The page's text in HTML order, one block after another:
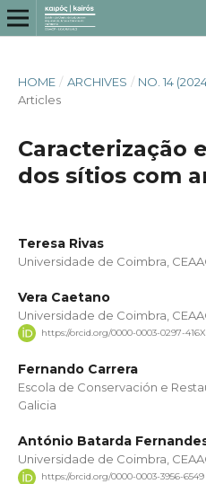
HOME / ARCHIVES / NO. 14
Articles
Caracterização
dos sítios com
Teresa Rivas
Universidade de Coimbra,
Vera Caetano
Universidade de Coimbra,
https://orcid.org/0000-0003-0297-416X
Fernando Carrera
Escola de Conservación e
Galicia
António Batarda
Universidade de Coimbra,
https://orcid.org/0000-0003-3956-6549